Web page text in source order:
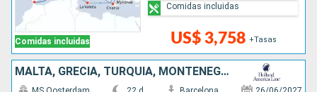
Comidas incluidas US$ 3,758 +Tasas
Comidas incluidas
MALTA, GRECIA, TURQUÍA, MONTENEGRO, ITALIA, FRANCIA, ESPAÑA